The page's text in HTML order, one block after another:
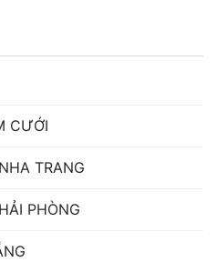
CƯỚI
TRANG
PHÒNG